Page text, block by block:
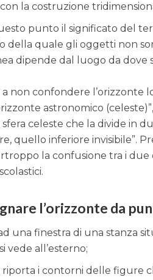
la costruzione
punto il significato del
della quale gli oggetti non
dipende dal luogo da dove
a non confondere l’orizzonte
astronomico
sfera celeste che la divide in
quello inferiore invisibile”.
la confusione tra i due
l’orizzonte da
una finestra di una stanza
vede all’esterno;
i contorni delle figure